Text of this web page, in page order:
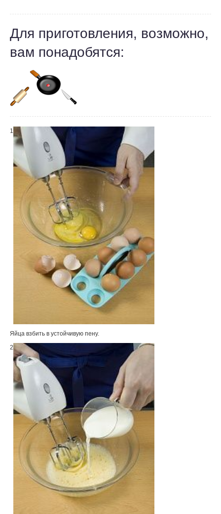
Для приготовления, возможно,
вам понадобятся:
1
Яйца взбить в устойчивую пену.
2